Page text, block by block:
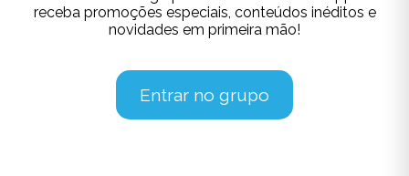
receba promoções especiais, conteúdos inéditos e
novidades em primeira mão!
Entrar no grupo